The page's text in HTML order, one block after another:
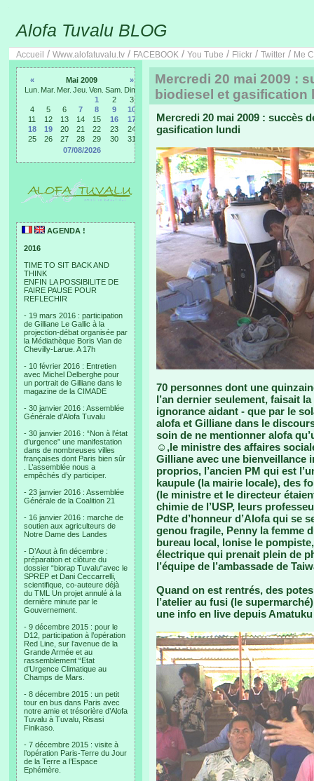
Alofa Tuvalu BLOG
Accueil / Www.alofatuvalu.tv / FACEBOOK / You Tube / Flickr / Twitter / Me
« Mai 2009
»
Lun. Mar. Mer. Jeu. Ven. Sam. Dim.
1
2
3
4
5 6 7 8 9
10
11
12 13 14 15 16
17
18
19 20 21 22 23
24
25
26 27 28 29 30
31
07/08/2026
AGENDA !
2016
TIME TO SIT BACK AND
THINK
ENFIN LA POSSIBILITE DE
FAIRE PAUSE POUR
REFLECHIR
- 19 mars 2016 : participation
de Gilliane Le Gallic à la
projection-débat organisée par
la Médiathèque Boris Vian de
Chevilly-Larue. A 17h
- 10 février 2016 : Entretien
avec Michel Delberghe pour
un portrait de Gilliane dans le
magazine de la CIMADE
- 30 janvier 2016 : Assemblée
Générale d’Alofa Tuvalu
- 30 janvier 2016 : “Non à l’état
d’urgence” une manifestation
dans de nombreuses villes
françaises dont Paris bien sûr
. L’assemblée nous a
empêchés d’y participer.
- 23 janvier 2016 : Assemblée
Générale de la Coalition 21
- 16 janvier 2016 : marche de
soutien aux agriculteurs de
Notre Dame des Landes
- D’Aout à fin décembre :
préparation et clôture du
dossier “biorap Tuvalu“avec le
SPREP et Dani Ceccarrelli,
scientifique, co-auteure déjà
du TML Un projet annulé à la
dernière minute par le
Gouvernement.
- 9 décembre 2015 : pour le
D12, participation à l’opération
Red Line, sur l’avenue de la
Grande Armée et au
rassemblement “Etat
d’Urgence Climatique au
Champs de Mars.
- 8 décembre 2015 : un petit
tour en bus dans Paris avec
notre amie et trésorière d’Alofa
Tuvalu à Tuvalu, Risasi
Finikaso.
- 7 décembre 2015 : visite à
l’opération Paris-Terre du Jour
de la Terre a l’Espace
Ephémère.
Mercredi 20 mai 2009 :
biodiesel et gasification
Mercredi 20 mai 2009 : succès
gasification lundi
70 personnes dont une
l’an dernier seulement, faisait
ignorance aidant - que par le
alofa et Gilliane dans le
soin de ne mentionner alofa
☺,le ministre des affaires
Gilliane avec une bienveillance
proprios, l’ancien PM qui est
kaupule (la mairie locale), des
(le ministre et le directeur
chimie de l’USP, leurs
Pdte d’honneur d’Alofa qui se
genou fragile, Penny la femme
bureau local, lonise le
électrique qui prenait plein de
l’équipe de l’ambassade de
Quand on est rentrés, des
l’atelier au fusi (le
une info en live depuis